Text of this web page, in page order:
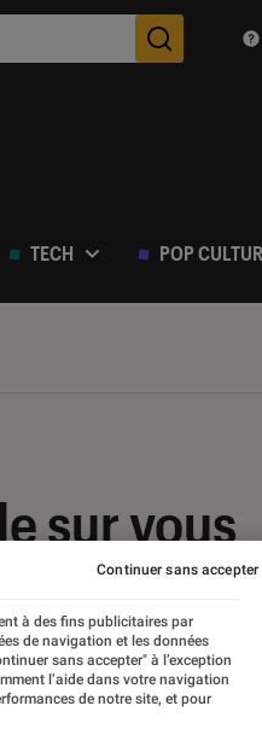
Des
TECH POP
sur vous
Sélection
à des fins publicitaires par
de navigation et les données
sans accepter" à l’exception
l’aide dans votre navigation
de notre site, et pour
Continuer sans accepter